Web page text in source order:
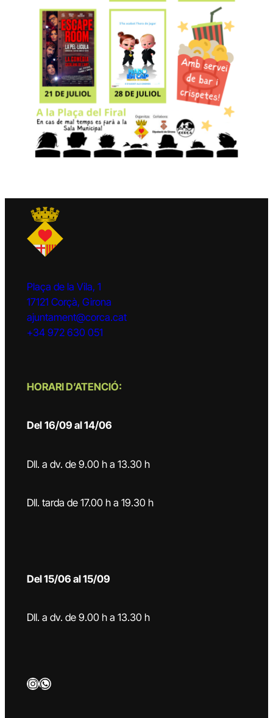
Plaça de la Vila, 1
17121 Corçà, Girona
ajuntament@corca.cat
+34 972 630 051
HORARI D’ATENCIÓ:
Del 16/09 al 14/06
Dll. a dv. de 9.00 h a 13.30 h
Dll. tarda de 17.00 h a 19.30 h
Del 15/06 al 15/09
Dll. a dv. de 9.00 h a 13.30 h
InstagramWhatsApp